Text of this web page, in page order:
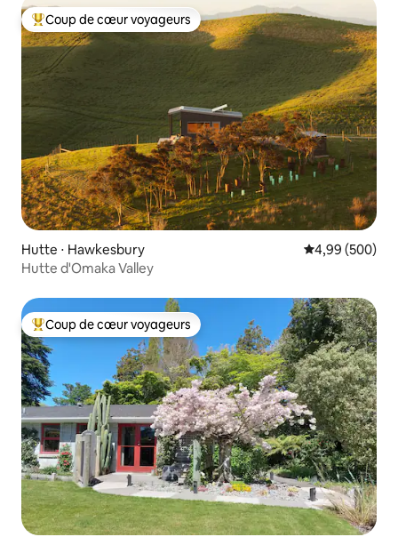
Coups de cœur voyageurs les plus appréciés
Coup de cœur voyageurs
Hutte ⋅ Hawkesbury Évaluation
4,99 (500)
Hutte d'Omaka Valley
Coups de cœur voyageurs les plus appréciés
Coup de cœur voyageurs